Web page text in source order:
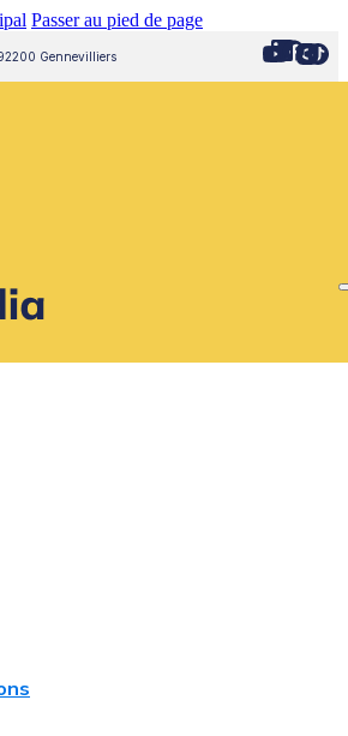
Passer au pied de page
Gennevilliers